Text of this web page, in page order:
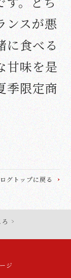
ンスが悪
に食べる
甘味を是
季限定商
グトップに戻る
ジ